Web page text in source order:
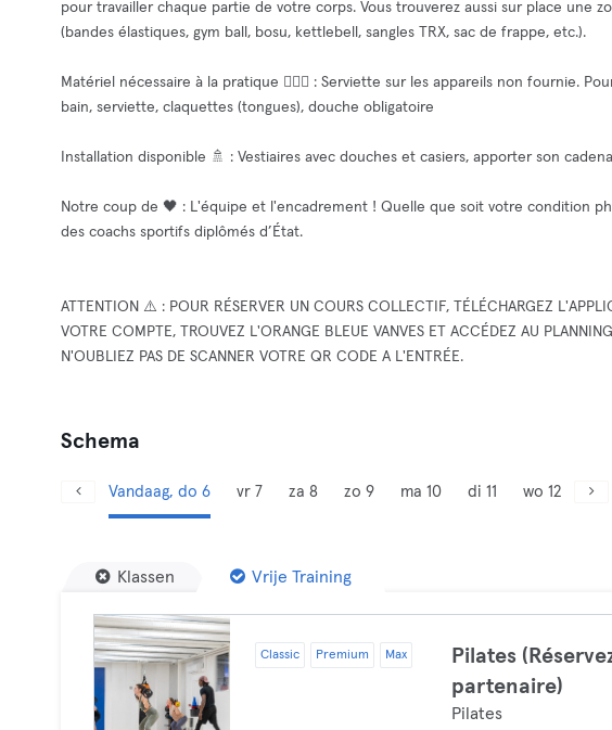
pour travailler chaque partie de votre corps. Vous trouverez aussi sur place une
(bandes élastiques, gym ball, bosu, kettlebell, sangles TRX, sac de frappe, etc.).
Matériel nécessaire à la pratique 🏋🏻‍♀️ : Serviette sur les appareils non fournie.
bain, serviette, claquettes (tongues), douche obligatoire
Installation disponible 🚿 : Vestiaires avec douches et casiers, apporter son
Notre coup de 🖤 : L'équipe et l'encadrement ! Quelle que soit votre condition
des coachs sportifs diplômés d’État.
ATTENTION ⚠️ : POUR RÉSERVER UN COURS COLLECTIF, TÉLÉCHARGEZ
VOTRE COMPTE, TROUVEZ L'ORANGE BLEUE VANVES ET ACCÉDEZ AU
N'OUBLIEZ PAS DE SCANNER VOTRE QR CODE A L'ENTRÉE.
Schema
Vandaag, do 6 vr 7 za 8 zo 9 ma 10 di 11 wo 12
Klassen Vrije Training
Classic Premium Max
Pilates
partenaire)
Pilates